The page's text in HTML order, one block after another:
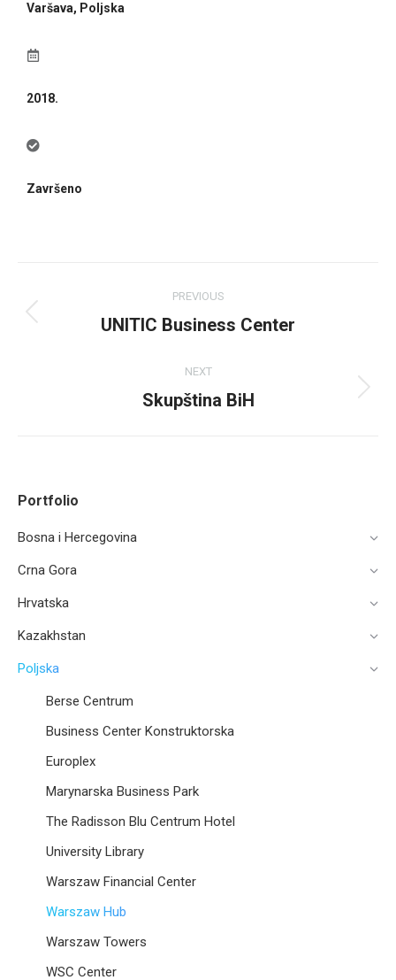
Varšava, Poljska
2018.
Završeno
PREVIOUS
UNITIC Business Center
NEXT
Skupština BiH​
Portfolio
Bosna i Hercegovina
Crna Gora
Hrvatska
Kazakhstan
Poljska
Berse Centrum
Business Center Konstruktorska
Europlex
Marynarska Business Park
The Radisson Blu Centrum Hotel
University Library
Warszaw Financial Center
Warszaw Hub
Warszaw Towers
WSC Center